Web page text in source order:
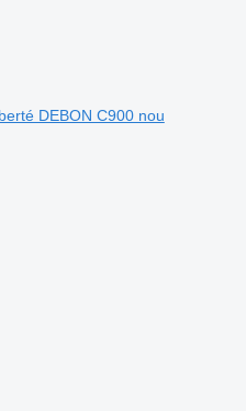
DEBON C900 nou